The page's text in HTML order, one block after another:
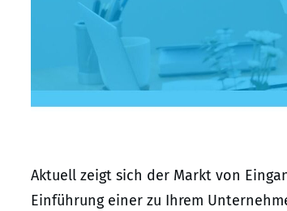
Aktuell zeigt sich der Markt von
Einführung einer zu Ihrem